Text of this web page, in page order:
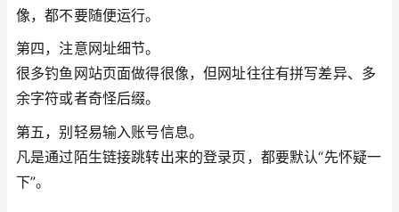
像，都不要随便运行。
第四，注意网址细节。
很多钓鱼网站页面做得很像，但网址往往有拼写差异、多
余字符或者奇怪后缀。
第五，别轻易输入账号信息。
凡是通过陌生链接跳转出来的登录页，都要默认“先怀疑一
下”。